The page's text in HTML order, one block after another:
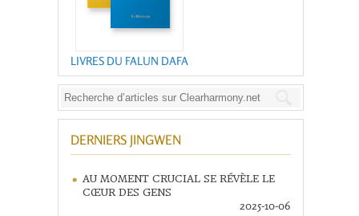
LIVRES DU FALUN DAFA
DERNIERS JINGWEN
AU MOMENT CRUCIAL SE RÉVÈLE LE
CŒUR DES GENS
2025-10-06